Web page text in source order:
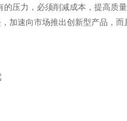
压力，必须削减成本，提高质
加速向市场推出创新型产品，而